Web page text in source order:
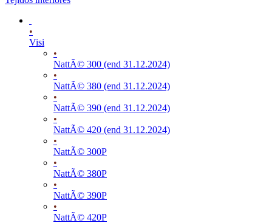
•
Visi
•
NattÃ© 300 (end 31.12.2024)
•
NattÃ© 380 (end 31.12.2024)
•
NattÃ© 390 (end 31.12.2024)
•
NattÃ© 420 (end 31.12.2024)
•
NattÃ© 300P
•
NattÃ© 380P
•
NattÃ© 390P
•
NattÃ© 420P